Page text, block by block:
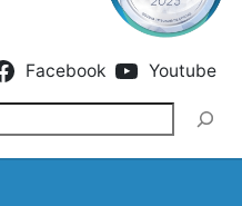
Facebook Youtube